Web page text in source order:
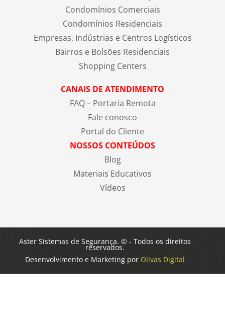
Condomínios Comerciais
Condomínios Residenciais
Empresas, Indústrias e Centros Logísticos
Bairros e Bolsões Residenciais
Shopping Centers
CANAIS DE ATENDIMENTO
FAQ – Portaria Remota
Fale conosco
Portal do Cliente
NOSSOS CONTEÚDOS
Blog
Materiais Educativos
Vídeos
Aster Sistemas de Segurança. © - Todos os direitos
reservados.
Desenvolvimento e Marketing por Olivas Digital